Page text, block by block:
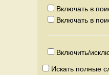
Включать в
Включать в
Включить/
Искать полные